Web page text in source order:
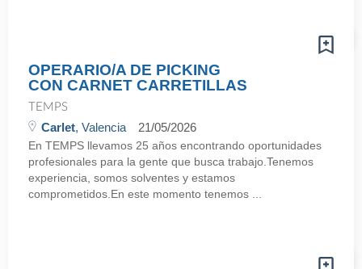
OPERARIO/A DE PICKING
CON CARNET CARRETILLAS
TEMPS
Carlet, Valencia 21/05/2026
En TEMPS llevamos 25 años encontrando oportunidades
profesionales para la gente que busca trabajo.Tenemos
experiencia, somos solventes y estamos
comprometidos.En este momento tenemos ...